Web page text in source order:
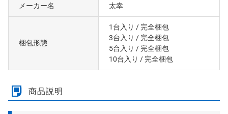
メーカー名 太幸
梱包形態
1台入り / 完全梱包
3台入り / 完全梱包
5台入り / 完全梱包
10台入り / 完全梱包
商品説明